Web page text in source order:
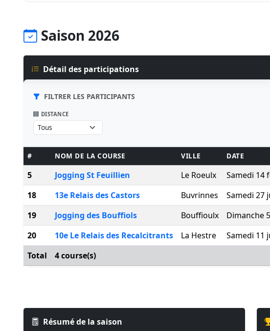
Saison 2026
Détail des participations
FILTRER LES PARTICIPANTS
DISTANCE
# NOM DE LA COURSE VILLE DATE
5 Jogging St Feuillien Le Roeulx Samedi 14
18
13e Relais des Castors Buvrinnes Samedi 27
19 Jogging des Bouffiols Bouffioulx Dimanche
20
10e Le Relais des Recalcitrants La Hestre Samedi 11
Total 4 course(s)
Résumé de la saison